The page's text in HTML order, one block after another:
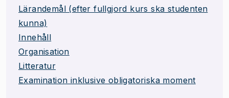
Lärandemål (efter fullgjord kurs ska studenten
kunna)
Innehåll
Organisation
Litteratur
Examination inklusive obligatoriska moment